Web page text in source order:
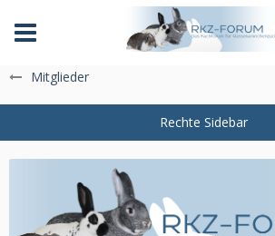
Das Fachforum der Rassekaninchenzucht
Mitglieder